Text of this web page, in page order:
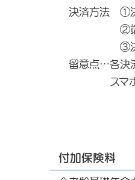
決済方法 ①決
②端末のカ
③決済内容を
留意点…各決済
スマホ決済利
付加保険料